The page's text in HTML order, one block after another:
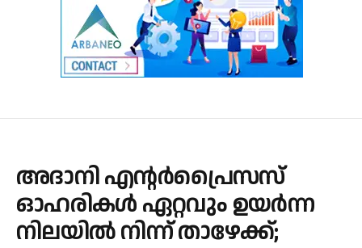
അദാനി എന്റർപ്രൈസസ്
ഓഹരികൾ ഏറ്റവും ഉയർന്ന
നിലയിൽ നിന്ന് താഴേക്ക്;